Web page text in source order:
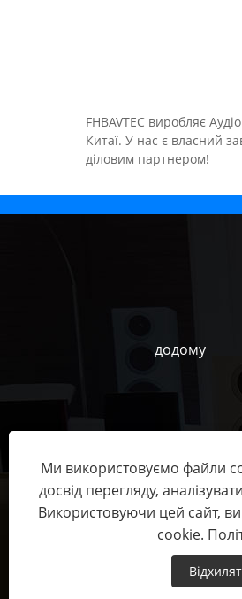
FHBAVTEC виробляє
Китаї. У нас є власний
діловим партнером!
додому
Copyright © 2023
Ми використовуємо файли
досвід перегляду,
Використовуючи цей сайт,
cookie.